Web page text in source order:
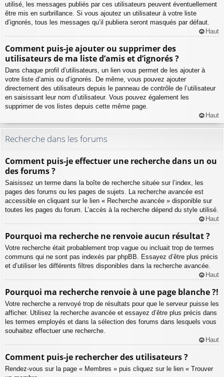
utilisé, les messages publiés par ces utilisateurs peuvent éventuellement
être mis en surbrillance. Si vous ajoutez un utilisateur à votre liste
d’ignorés, tous les messages qu’il publiera seront masqués par défaut.
Haut
Comment puis-je ajouter ou supprimer des
utilisateurs de ma liste d’amis et d’ignorés ?
Dans chaque profil d’utilisateurs, un lien vous permet de les ajouter à
votre liste d’amis ou d’ignorés. De même, vous pouvez ajouter
directement des utilisateurs depuis le panneau de contrôle de l’utilisateur
en saisissant leur nom d’utilisateur. Vous pouvez également les
supprimer de vos listes depuis cette même page.
Haut
Recherche dans les forums
Comment puis-je effectuer une recherche dans un ou
des forums ?
Saisissez un terme dans la boîte de recherche située sur l’index, les
pages des forums ou les pages de sujets. La recherche avancée est
accessible en cliquant sur le lien « Recherche avancée » disponible sur
toutes les pages du forum. L’accès à la recherche dépend du style utilisé.
Haut
Pourquoi ma recherche ne renvoie aucun résultat ?
Votre recherche était probablement trop vague ou incluait trop de termes
communs qui ne sont pas indexés par phpBB. Essayez d’être plus précis
et d’utiliser les différents filtres disponibles dans la recherche avancée.
Haut
Pourquoi ma recherche renvoie à une page blanche ?!
Votre recherche a renvoyé trop de résultats pour que le serveur puisse les
afficher. Utilisez la recherche avancée et essayez d’être plus précis dans
les termes employés et dans la sélection des forums dans lesquels vous
souhaitez effectuer une recherche.
Haut
Comment puis-je rechercher des utilisateurs ?
Rendez-vous sur la page « Membres » puis cliquez sur le lien « Trouver